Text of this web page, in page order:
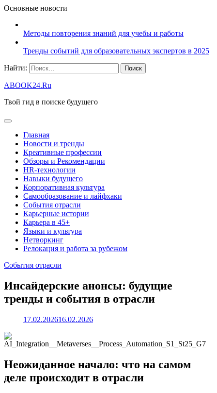
Основные новости
Методы повторения знаний для учебы и работы
Тренды событий для образовательных экспертов в 2025
Найти:
ABOOK24.Ru
Твой гид в поиске будущего
Главная
Новости и тренды
Креативные профессии
Обзоры и Рекомендации
HR‑технологии
Навыки будущего
Корпоративная культура
Самообразование и лайфхаки
События отрасли
Карьерные истории
Карьера в 45+
Языки и культура
Нетворкинг
Релокация и работа за рубежом
События отрасли
Инсайдерские анонсы: будущие
тренды и события в отрасли
17.02.202616.02.2026
Неожиданное начало: что на самом
деле происходит в отрасли